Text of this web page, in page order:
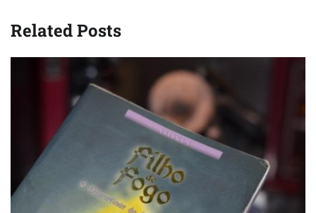
Related Posts